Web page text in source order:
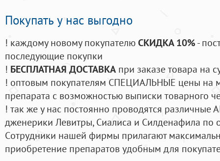
Покупать у нас выгодно
! каждому новому покупателюСКИДКА 10%-
последующие покупки
! БЕСПЛАТНАЯ ДОСТАВКА при заказе товара на
! оптовым покупателям СПЕЦИАЛЬНЫЕ цены на
препарата с возможностью выписки товарного
! так же у нас постоянно проводятся
дженерики Левитры, Сиалиса и Силденафила по
Cотрудники нашей фирмы прилагают
приобретение препаратов удобным для